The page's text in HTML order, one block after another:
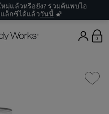
ม่แล้วหรือยัง? ร่วมค้นพบไอ
ล็กซีได้แล้ววันนี้ 🌠
0